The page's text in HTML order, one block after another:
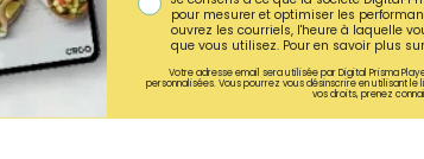
pour mesurer et optimiser les
ouvrez les courriels, l'heure à laquelle
que vous utilisez. Pour en savoir plus
Votre adresse email sera utilisée par Digital Prisma
personnalisées. Vous pourrez vous désinscrire en utilisant
vos droits, prenez